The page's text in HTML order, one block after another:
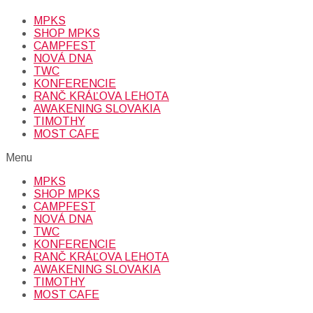
MPKS
SHOP MPKS
CAMPFEST
NOVÁ DNA
TWC
KONFERENCIE
RANČ KRÁĽOVA LEHOTA
AWAKENING SLOVAKIA
TIMOTHY
MOST CAFE
Menu
MPKS
SHOP MPKS
CAMPFEST
NOVÁ DNA
TWC
KONFERENCIE
RANČ KRÁĽOVA LEHOTA
AWAKENING SLOVAKIA
TIMOTHY
MOST CAFE